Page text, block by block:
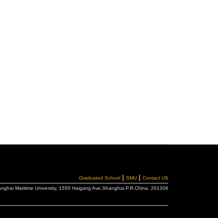
Graduated School | SMU | Contact US
Maritime University, 1550 Haigang Ave,Shanghai,P.R.China, 201306